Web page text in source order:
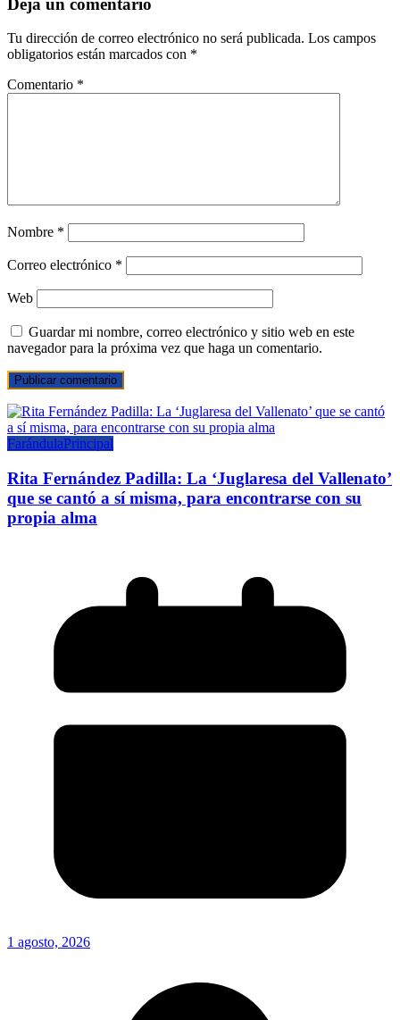
Deja un comentario
Tu dirección de correo electrónico no será publicada. Los campos
obligatorios están marcados con *
Comentario *
Nombre *
Correo electrónico *
Web
Guardar mi nombre, correo electrónico y sitio web en este
navegador para la próxima vez que haga un comentario.
FarándulaPrincipal
Rita Fernández Padilla: La ‘Juglaresa del Vallenato’
que se cantó a sí misma, para encontrarse con su
propia alma
1 agosto, 2026